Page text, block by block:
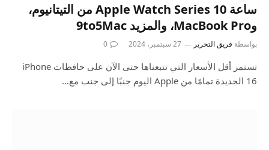
ساعة Apple Watch Series 10 من التيتانيوم،
وMacBook Pro، والمزيد 9to5Mac
بواسطة فريق التحرير 27 سبتمبر، 2024 0
تستمر أقل الأسعار التي تتبعناها حتى الآن على حافظات iPhone
16 الجديدة تمامًا من Apple اليوم جنبًا إلى جنب مع…